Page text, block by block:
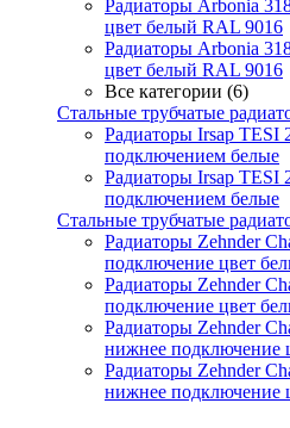
Радиаторы Arbonia
цвет белый RAL 9016
Радиаторы Arbonia
цвет белый RAL 9016
Все категории (6)
Стальные трубчатые
Радиаторы Irsap TESI
подключением белые
Радиаторы Irsap TESI
подключением белые
Стальные трубчатые
Радиаторы Zehnder
подключение цвет
Радиаторы Zehnder
подключение цвет
Радиаторы Zehnder
нижнее подключение
Радиаторы Zehnder
нижнее подключение